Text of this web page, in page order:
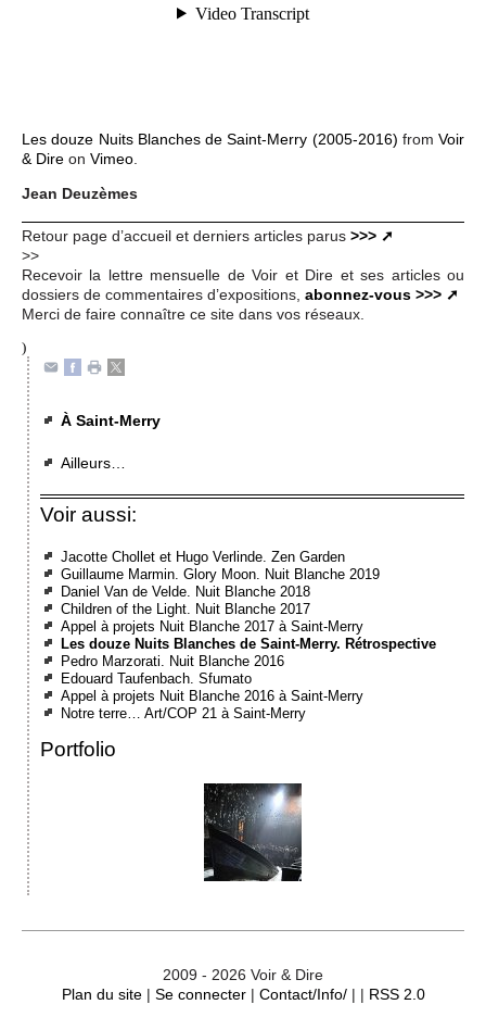
Les douze Nuits Blanches de Saint-Merry (2005-2016) from Voir
& Dire on Vimeo.
Jean Deuzèmes
Retour page d’accueil et derniers articles parus >>>
>>
Recevoir la lettre mensuelle de Voir et Dire et ses articles ou
dossiers de commentaires d’expositions, abonnez-vous >>>
Merci de faire connaître ce site dans vos réseaux.
)
À Saint-Merry
Ailleurs…
Voir aussi:
Jacotte Chollet et Hugo Verlinde. Zen Garden
Guillaume Marmin. Glory Moon. Nuit Blanche 2019
Daniel Van de Velde. Nuit Blanche 2018
Children of the Light. Nuit Blanche 2017
Appel à projets Nuit Blanche 2017 à Saint-Merry
Les douze Nuits Blanches de Saint-Merry. Rétrospective
Pedro Marzorati. Nuit Blanche 2016
Edouard Taufenbach. Sfumato
Appel à projets Nuit Blanche 2016 à Saint-Merry
Notre terre… Art/COP 21 à Saint-Merry
Portfolio
2009 - 2026 Voir & Dire
Plan du site| Se connecter| Contact/Info/| | RSS 2.0